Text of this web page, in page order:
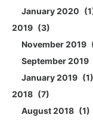
January 2020
1
2019
3
November 2019
September 2019
January 2019
1
2018
7
August 2018
1